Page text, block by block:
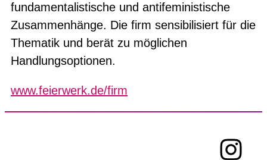
fundamentalistische und antifeministische
Zusammenhänge. Die firm sensibilisiert für die
Thematik und berät zu möglichen
Handlungsoptionen.
www.feierwerk.de/firm